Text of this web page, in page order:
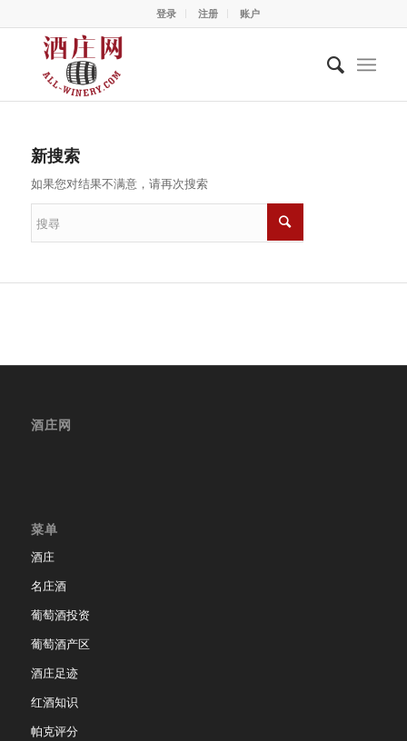
登录 注册 账户
新搜索
如果您对结果不满意，请再次搜索
酒庄网
菜单
酒庄
名庄酒
葡萄酒投资
葡萄酒产区
酒庄足迹
红酒知识
帕克评分